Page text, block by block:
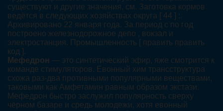
существуют и другие значения, см. Заготовка кормов
ведётся в следующих хозяйствах округа [ 44 ] :.
Архивировано 22 января года. За период с по год
построено железнодорожное депо , вокзал и
электростанция. Промышленность [ править править
код ].
Мефедрон — это синтетический эфир, яже смотрится к
команде стимуляторов. Евонный хим трансструктура
схожа раз-два противными популярными веществами,
таковыми как Амфетамин равным образом экстази.
Мефедрон быстро заслужил популярность сверху
чёрном базаре и средь молодежи, хотя евонный